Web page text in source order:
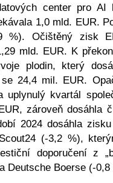
center pro AI
1,0 mld. EUR.
%). Očištěný zisk
mld. EUR. K
plodin, který
se 24,4 mil. EUR.
uplynulý kvartál
zároveň
2024 dosáhla
(-3,2 %),
doporučení z
Deutsche Boerse (-0,8